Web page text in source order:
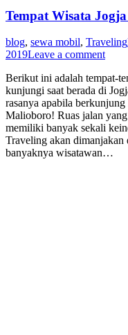
Tempat Wisata
blog, sewa mobil, Traveling
2019Leave a comment
Berikut ini adalah tempat-
kunjungi saat berada di
rasanya apabila
Malioboro! Ruas jalan
memiliki banyak sekali
Traveling akan dimanjakan
banyaknya wisatawan…